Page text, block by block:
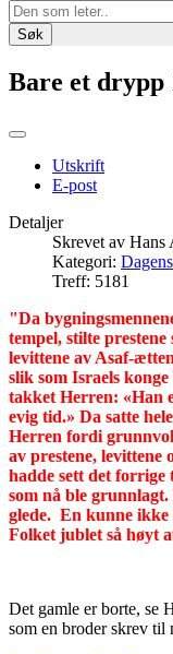
Søk
Bare et drypp
Utskrift
E-post
Detaljer
Skrevet av Hans
Kategori:
Treff: 5181
"Da
tempel, stilte
levittene av Asaf-
slik som Israels
takket Herren: «Han
evig tid.» Da satte
Herren fordi
av prestene, levittene
hadde sett det forrige
som nå ble
glede. En kunne ikke
Folket jublet så høyt
Det gamle er borte, se
som en broder skrev til